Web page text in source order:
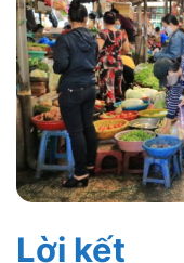
Lời kết